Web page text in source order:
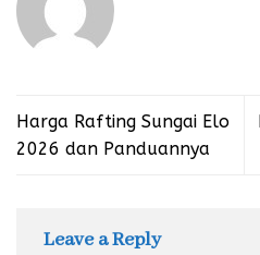
Harga Rafting Sungai Elo
2026 dan Panduannya
Leave a Reply